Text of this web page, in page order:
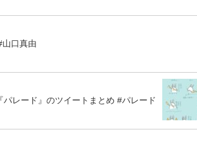
口真由
パレード』のツイートまとめ #パレード